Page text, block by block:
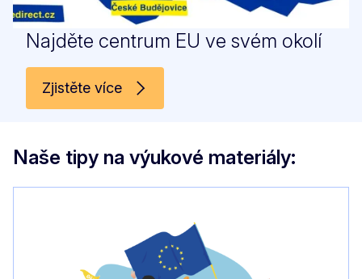
Najděte centrum EU ve svém okolí
Zjistěte více
Naše tipy na výukové materiály: